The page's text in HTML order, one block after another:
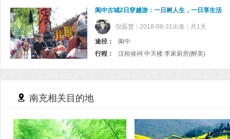
阆中古城2日穿越游：一日树人生，一日享生活
倪磊楚 2018-08-31出发 共1天
途径：
阆中
行程：
汉桓侯祠 中天楼 李家厨房(醉美)
南充相关目的地